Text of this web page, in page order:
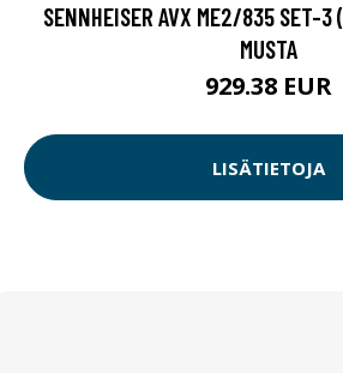
SENNHEISER AVX ME2/835 SET-
MUSTA
929.38 EUR
LISÄTIETOJA